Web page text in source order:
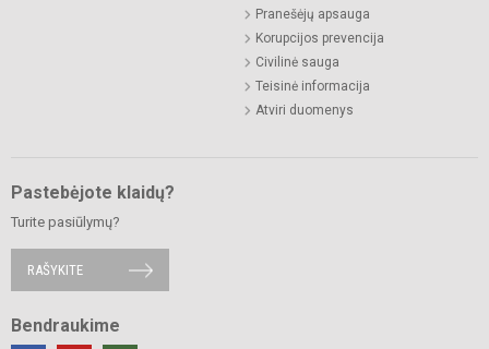
Pranešėjų apsauga
Korupcijos prevencija
Civilinė sauga
Teisinė informacija
Atviri duomenys
Pastebėjote klaidų?
Turite pasiūlymų?
RAŠYKITE
Bendraukime